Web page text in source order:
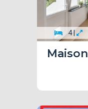
4 |
Maison